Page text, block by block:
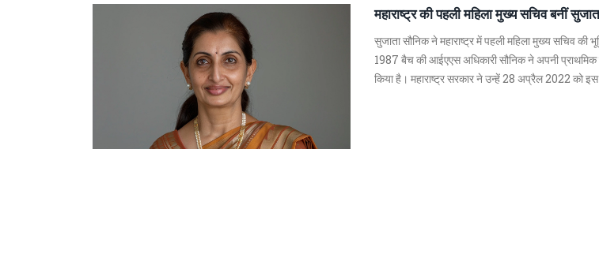
महाराष्ट्र की पहली महिला मुख्य सचिव बनीं
सुजाता सौनिक ने महाराष्ट्र में पहली महिला मुख्य सचिव की
1987 बैच की आईएएस अधिकारी सौनिक ने अपनी प्राथमिक
किया है। महाराष्ट्र सरकार ने उन्हें 28 अप्रैल 2022 को